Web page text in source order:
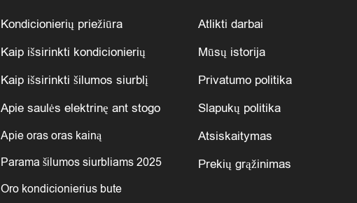
Kondicionierių priežiūra
Kaip išsirinkti kondicionierių
Kaip išsirinkti šilumos siurblį
Apie saulės elektrinę ant stogo
Apie oras oras kainą
Parama šilumos siurbliams 2025
Oro kondicionierius bute
Atlikti darbai
Mūsų istorija
Privatumo politika
Slapukų politika
Atsiskaitymas
Prekių grąžinimas